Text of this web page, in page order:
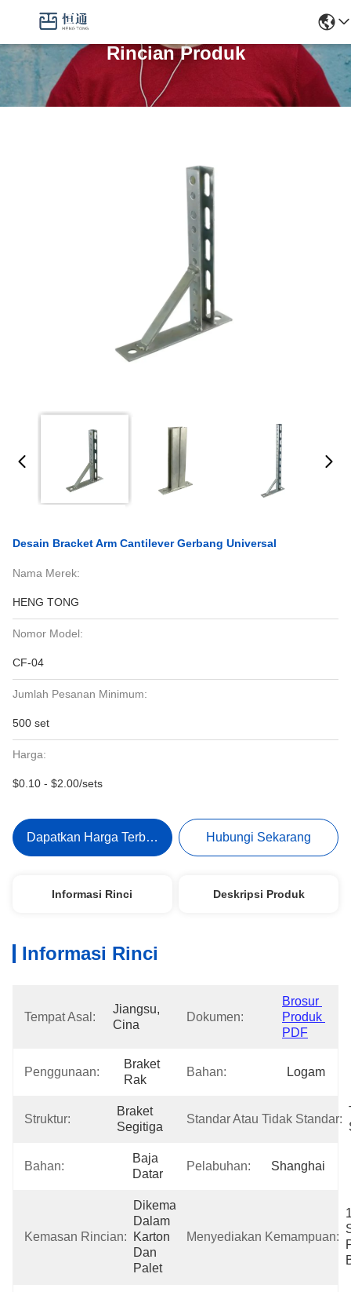
Rincian Produk
Desain Bracket Arm Cantilever Gerbang Universal
Nama Merek:
HENG TONG
Nomor Model:
CF-04
Jumlah Pesanan Minimum:
500 set
Harga:
$0.10 - $2.00/sets
Dapatkan Harga Terbaik Hubungi Sekarang
Informasi Rinci Deskripsi Produk
Informasi Rinci
Tempat Asal:
Jiangsu,
Cina
Dokumen:
Brosur
Produk
PDF
Penggunaan:
Braket
Rak
Bahan: Logam
Struktur:
Braket
Segitiga
Standar Atau Tidak Standar:
Bahan:
Baja
Datar
Pelabuhan: Shanghai
Kemasan Rincian:
Dikemas
Dalam
Karton
Dan
Palet
Menyediakan Kemampuan: